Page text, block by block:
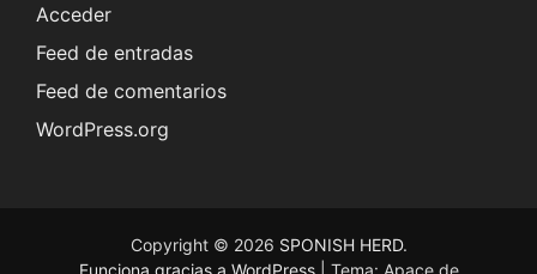
Acceder
Feed de entradas
Feed de comentarios
WordPress.org
Copyright © 2026 SPONISH HERD.
Funciona gracias a WordPress
Tema: Apace de